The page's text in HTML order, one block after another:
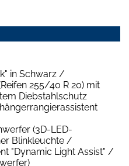
in Schwarz /
255/40 R 20) mit
Diebstahlschutz
(3D-LED-
Blinkleuchte /
"Dynamic Light Assist" /